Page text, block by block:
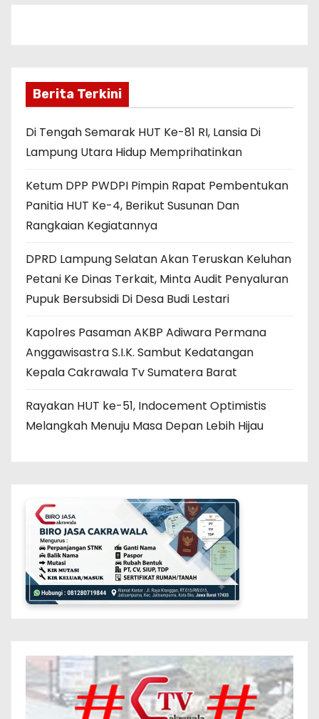
Berita Terkini
Di Tengah Semarak HUT Ke-81 RI, Lansia Di
Lampung Utara Hidup Memprihatinkan
Ketum DPP PWDPI Pimpin Rapat Pembentukan
Panitia HUT Ke-4, Berikut Susunan Dan
Rangkaian Kegiatannya
DPRD Lampung Selatan Akan Teruskan Keluhan
Petani Ke Dinas Terkait, Minta Audit Penyaluran
Pupuk Bersubsidi Di Desa Budi Lestari
Kapolres Pasaman AKBP Adiwara Permana
Anggawisastra S.I.K. Sambut Kedatangan
Kepala Cakrawala Tv Sumatera Barat
Rayakan HUT ke-51, Indocement Optimistis
Melangkah Menuju Masa Depan Lebih Hijau